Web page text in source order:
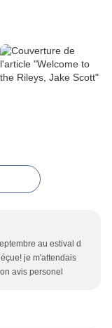
au estival d
je m'attendais
avis personel